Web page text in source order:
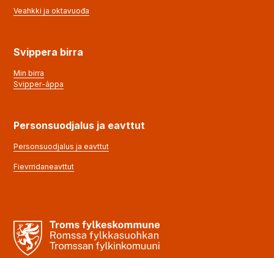
Veahkki ja oktavuođa
Svippera birra
Min birra
Svipper-áppa
Personsuodjalus ja eavttut
Personsuodjalus ja eavttut
Fievrridaneavttut